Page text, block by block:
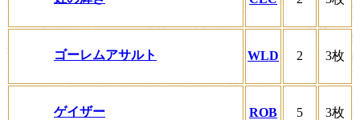
ゴーレムアサルト WLD 2 3枚
ゲイザー ROB 5 3枚